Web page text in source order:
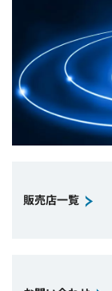
販売店一覧